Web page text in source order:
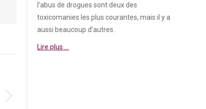
l’abus de drogues sont deux des
toxicomanies les plus courantes, mais il y a
aussi beaucoup d’autres.
Lire plus …